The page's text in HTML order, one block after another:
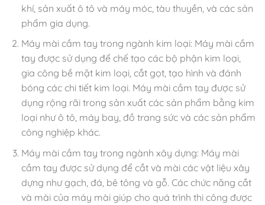
khí, sản xuất ô tô và máy móc, tàu thuyền, và các sản
phẩm gia dụng.
Máy mài cầm tay trong ngành kim loại: Máy mài cầm
tay được sử dụng để chế tạo các bộ phận kim loại,
gia công bề mặt kim loại, cắt gọt, tạo hình và đánh
bóng các chi tiết kim loại. Máy mài cầm tay được sử
dụng rộng rãi trong sản xuất các sản phẩm bằng kim
loại như ô tô, máy bay, đồ trang sức và các sản phẩm
công nghiệp khác.
Máy mài cầm tay trong ngành xây dựng: Máy mài
cầm tay được sử dụng để cắt và mài các vật liệu xây
dựng như gạch, đá, bê tông và gỗ. Các chức năng cắt
và mài của máy mài giúp cho quá trình thi công được